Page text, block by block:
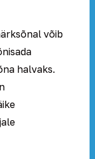
võib
halvaks.